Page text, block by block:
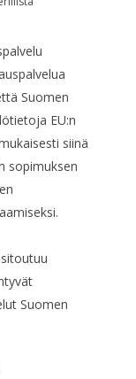
Suomen
EU:n
siinä
sopimuksen
Suomen